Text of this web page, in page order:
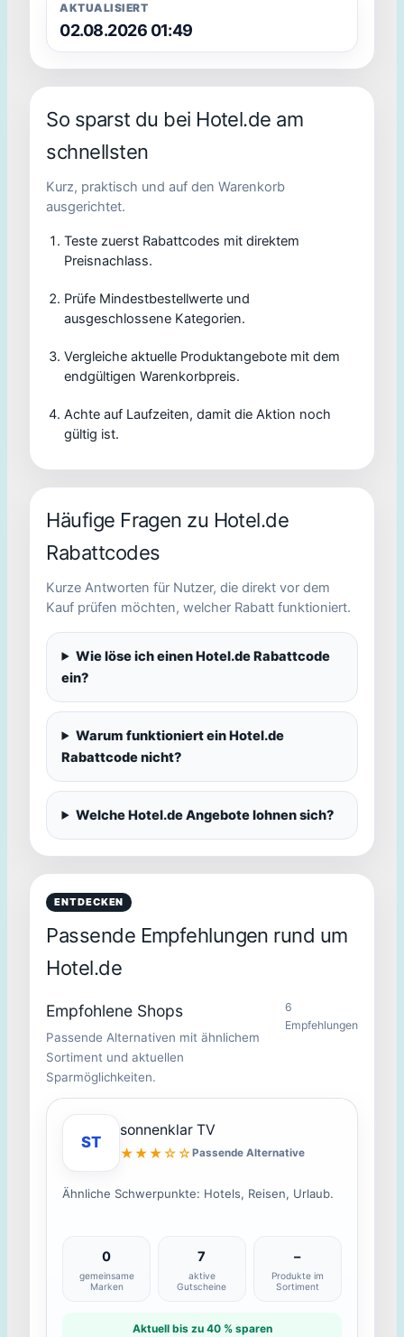
AKTUALISIERT
02.08.2026 01:49
So sparst du bei Hotel.de am
schnellsten
Kurz, praktisch und auf den Warenkorb
ausgerichtet.
Teste zuerst Rabattcodes mit direktem
Preisnachlass.
Prüfe Mindestbestellwerte und
ausgeschlossene Kategorien.
Vergleiche aktuelle Produktangebote mit dem
endgültigen Warenkorbpreis.
Achte auf Laufzeiten, damit die Aktion noch
gültig ist.
Häufige Fragen zu Hotel.de
Rabattcodes
Kurze Antworten für Nutzer, die direkt vor dem
Kauf prüfen möchten, welcher Rabatt funktioniert.
Wie löse ich einen Hotel.de Rabattcode
ein?
Warum funktioniert ein Hotel.de
Rabattcode nicht?
Welche Hotel.de Angebote lohnen sich?
ENTDECKEN
Passende Empfehlungen rund um
Hotel.de
Empfohlene Shops
Passende Alternativen mit ähnlichem
Sortiment und aktuellen
Sparmöglichkeiten.
6
Empfehlungen
ST
sonnenklar TV
★★★☆☆Passende Alternative
Ähnliche Schwerpunkte: Hotels, Reisen, Urlaub.
0
gemeinsame
Marken
7
aktive
Gutscheine
–
Produkte im
Sortiment
Aktuell bis zu 40 % sparen